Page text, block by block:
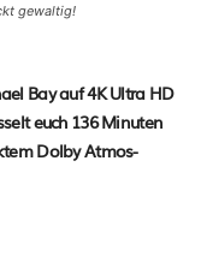
gewaltig!
Bay auf 4K Ultra HD
euch 136 Minuten
Dolby Atmos-